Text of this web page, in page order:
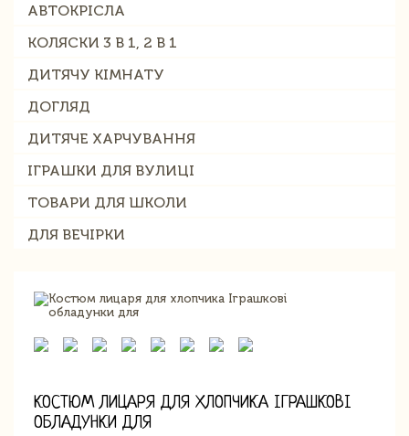
АВТОКРІСЛА
КОЛЯСКИ 3 В 1, 2 В 1
ДИТЯЧУ КІМНАТУ
ДОГЛЯД
ДИТЯЧЕ ХАРЧУВАННЯ
ІГРАШКИ ДЛЯ ВУЛИЦІ
ТОВАРИ ДЛЯ ШКОЛИ
ДЛЯ ВЕЧІРКИ
КОСТЮМ ЛИЦАРЯ ДЛЯ ХЛОПЧИКА ІГРАШКОВІ
ОБЛАДУНКИ ДЛЯ